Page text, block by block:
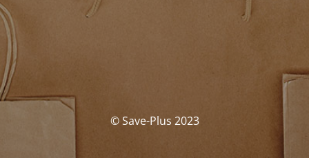
© Save-Plus 2023